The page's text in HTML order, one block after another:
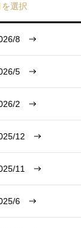
を選択
8
5
2
12
11
6